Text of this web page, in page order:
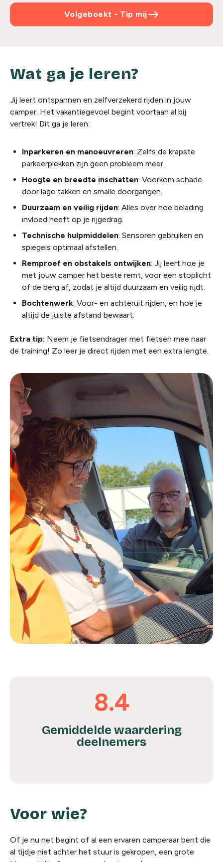
east
Volgeboekt - Tip mij
Wat ga je leren?
Jij leert ontspannen en zelfverzekerd rijden in jouw
camper. Het vakantiegevoel begint voortaan al bij
vertrek! Dit ga je leren:
Inparkeren en manoeuvreren: Zelfs de krapste
parkeerplekken zijn geen probleem meer.
Hoogte en breedte inschatten: Voorkom schade
door lage takken en smalle doorgangen.
Duurzaam en veilig rijden: Alles over hoe belading
invloed heeft op je rijgedrag.
Technische hulpmiddelen: Sensoren gebruiken en
spiegels optimaal afstellen.
Remproef en obstakels ontwijken: Jij leert hoe je
met jouw camper het beste remt, voor een stoplicht
of de berg af, zodat je altijd duurzaam en veilig rijdt.
Bochtenwerk: Voor- en achteruit rijden, en hoe je
altijd de juiste afstand bewaart.
Extra tip: Neem je fietsendrager met fietsen mee naar
de training! Zo leer je direct rijden met een extra lengte.
8.4
Gemiddelde waardering
deelnemers
Voor wie?
Of je nu net begint of al een ervaren camperaar bent die
al tijdje niet achter het stuur is gekropen, een grote